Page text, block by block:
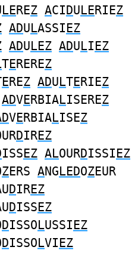
LEREZ ACIDULERIEZ
ADULASSIEZ
ADULEZ ADULIEZ
TEREREZ
EREZ ADULTERIEZ
ADVERBIALISEREZ
VERBIALISEZ
DIREZ
ISSEZ ALOURDISSIEZ
ZERS ANGLEDOZEUR
DIREZ
DISSEZ
DISSOLUSSIEZ
DISSOLVIEZ